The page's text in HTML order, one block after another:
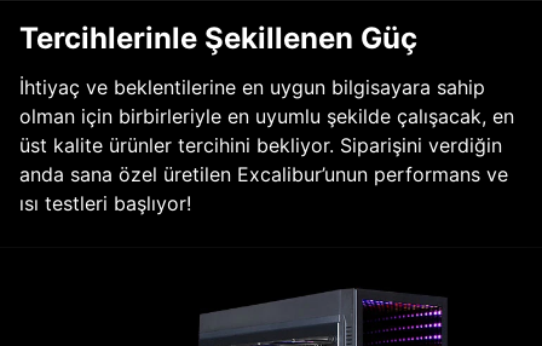
Tercihlerinle Şekillenen Güç
İhtiyaç ve beklentilerine en uygun bilgisayara sahip
olman için birbirleriyle en uyumlu şekilde çalışacak, en
üst kalite ürünler tercihini bekliyor. Siparişini verdiğin
anda sana özel üretilen Excalibur’unun performans ve
ısı testleri başlıyor!